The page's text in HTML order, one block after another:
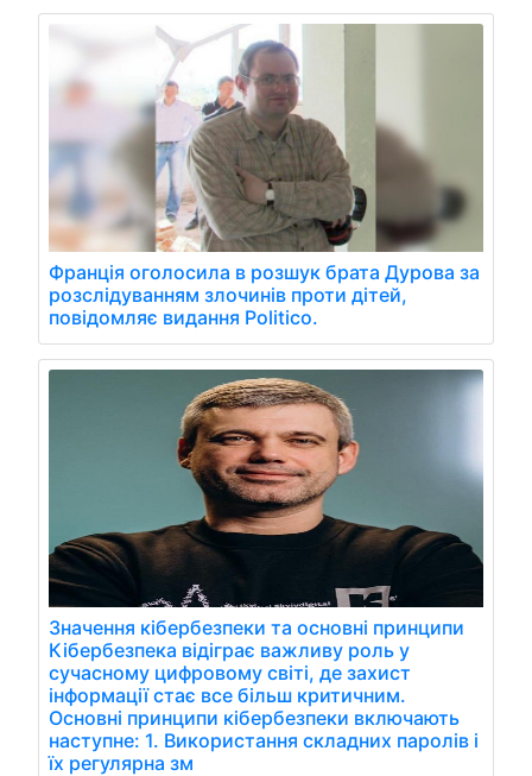
Франція оголосила в розшук брата Дурова за
розслідуванням злочинів проти дітей,
повідомляє видання Politico.
Значення кібербезпеки та основні принципи
Кібербезпека відіграє важливу роль у
сучасному цифровому світі, де захист
інформації стає все більш критичним.
Основні принципи кібербезпеки включають
наступне: 1. Використання складних паролів і
їх регулярна зм